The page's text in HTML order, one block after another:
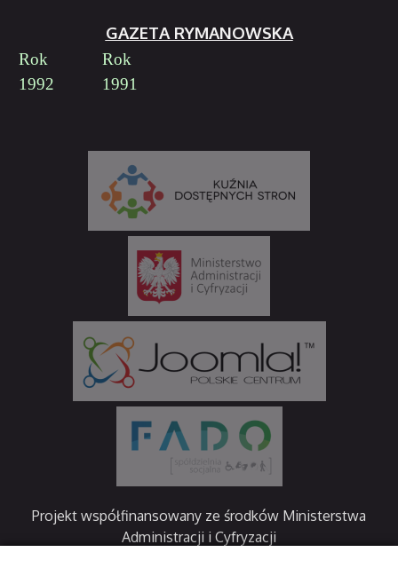
GAZETA RYMANOWSKA
Rok
1992
Rok
1991
Projekt współfinansowany ze środków Ministerstwa
Administracji i Cyfryzacji